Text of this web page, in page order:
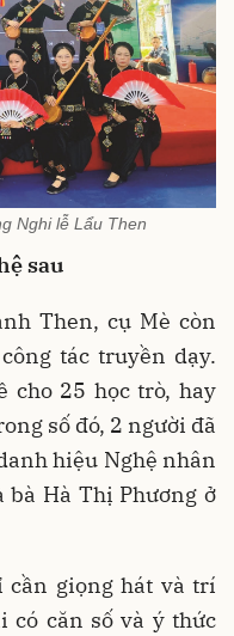
Nghi lễ Lẩu Then
sau
Then, cụ Mè còn
tác truyền dạy.
cho 25 học trò, hay
số đó, 2 người đã
hiệu Nghệ nhân
Hà Thị Phương ở
cần giọng hát và trí
có căn số và ý thức